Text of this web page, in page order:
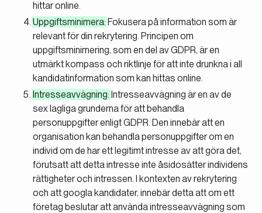
hittar online.
Uppgiftsminimera: Fokusera på information som är
relevant för din rekrytering. Principen om
uppgiftsminimering, som en del av GDPR, är en
utmärkt kompass och riktlinje för att inte drunkna i all
kandidatinformation som kan hittas online.
Intresseavvägning: Intresseavvägning är en av de
sex lagliga grunderna för att behandla
personuppgifter enligt GDPR. Den innebär att en
organisation kan behandla personuppgifter om en
individ om de har ett legitimt intresse av att göra det,
förutsatt att detta intresse inte åsidosätter individens
rättigheter och intressen. I kontexten av rekrytering
och att googla kandidater, innebär detta att om ett
företag beslutar att använda intresseavvägning som